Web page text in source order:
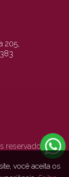
205,
reservados.
você aceita os